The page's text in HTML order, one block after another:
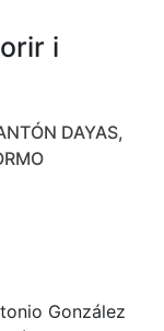
i
DAYAS,
González